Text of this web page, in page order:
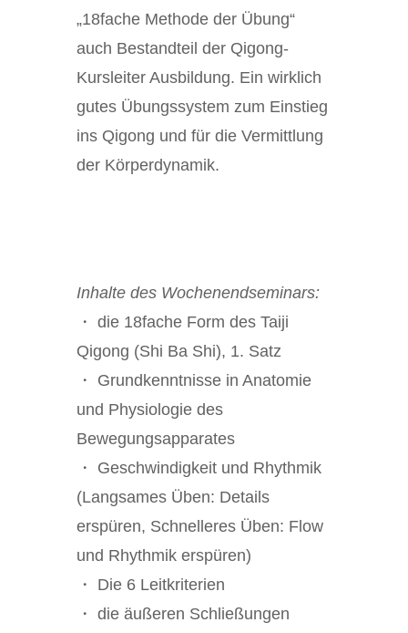
„18fache Methode der Übung“
auch Bestandteil der Qigong-
Kursleiter Ausbildung. Ein wirklich
gutes Übungssystem zum Einstieg
ins Qigong und für die Vermittlung
der Körperdynamik.
Inhalte des Wochenendseminars:
・ die 18fache Form des Taiji
Qigong (Shi Ba Shi), 1. Satz
・ Grundkenntnisse in Anatomie
und Physiologie des
Bewegungsapparates
・ Geschwindigkeit und Rhythmik
(Langsames Üben: Details
erspüren, Schnelleres Üben: Flow
und Rhythmik erspüren)
・ Die 6 Leitkriterien
・ die äußeren Schließungen